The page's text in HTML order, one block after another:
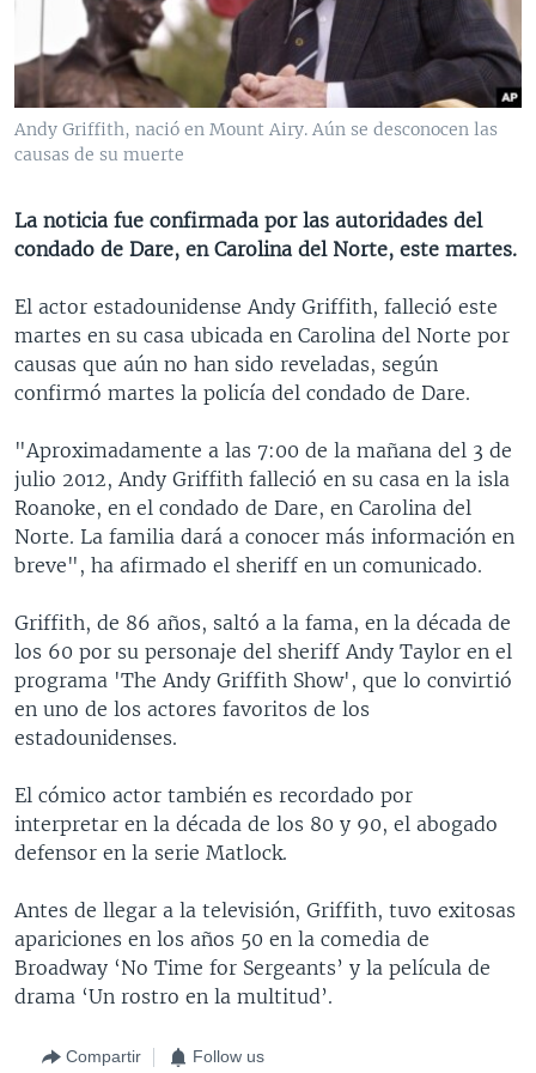
VENEZUELA
BRASIL
NICARAGUA
ECONOMÍA
ENTRETENIMIENTO Y CULTURA
TECNOLOGÍA
DEPORTES
MULTIMEDIA
VIDEOS
FOTOGRAFÍA
AUDIOS
PROGRAMAS TV
EL MUNDO AL DÍA
FORO INTERAMERICANO
LAS CLAVES
RADIO
AVANCE INFORMATIVO
BUENOS DÍAS AMÉRICA
FORO [RADIO]
DEPORTIVO INTERNACIONAL
NOTA ECONÓMICA
ENTRETENIMIENTO
DIRECT
Learning English
Andy Griffith, nació en Mount Airy. Aún se desconocen las
causas de su muerte
La noticia fue confirmada por las autoridades del
condado de Dare, en Carolina del Norte, este martes.
El actor estadounidense Andy Griffith, falleció este
martes en su casa ubicada en Carolina del Norte por
causas que aún no han sido reveladas, según
confirmó martes la policía del condado de Dare.
"Aproximadamente a las 7:00 de la mañana del 3 de
julio 2012, Andy Griffith falleció en su casa en la isla
Roanoke, en el condado de Dare, en Carolina del
Norte. La familia dará a conocer más información en
breve", ha afirmado el sheriff en un comunicado.
Griffith, de 86 años, saltó a la fama, en la década de
los 60 por su personaje del sheriff Andy Taylor en el
programa 'The Andy Griffith Show', que lo convirtió
en uno de los actores favoritos de los
estadounidenses.
El cómico actor también es recordado por
interpretar en la década de los 80 y 90, el abogado
defensor en la serie Matlock.
Antes de llegar a la televisión, Griffith, tuvo exitosas
apariciones en los años 50 en la comedia de
Broadway ‘No Time for Sergeants’ y la película de
drama ‘Un rostro en la multitud’.
Compartir Follow us